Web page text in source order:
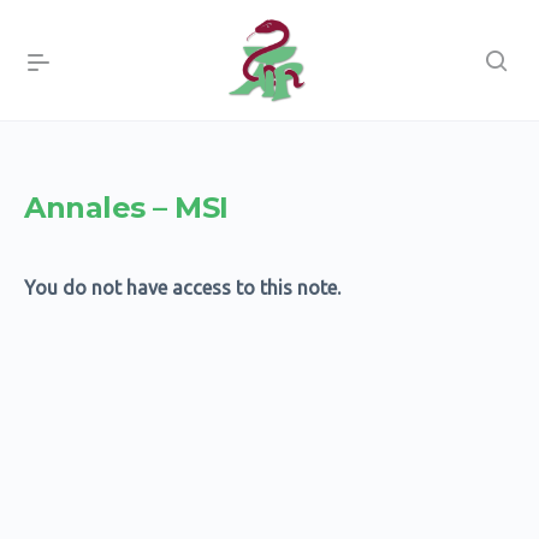
Annales – MSI
You do not have access to this note.